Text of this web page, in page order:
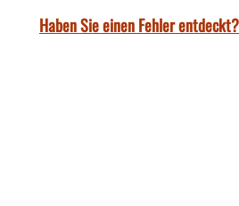
Haben Sie einen Fehler